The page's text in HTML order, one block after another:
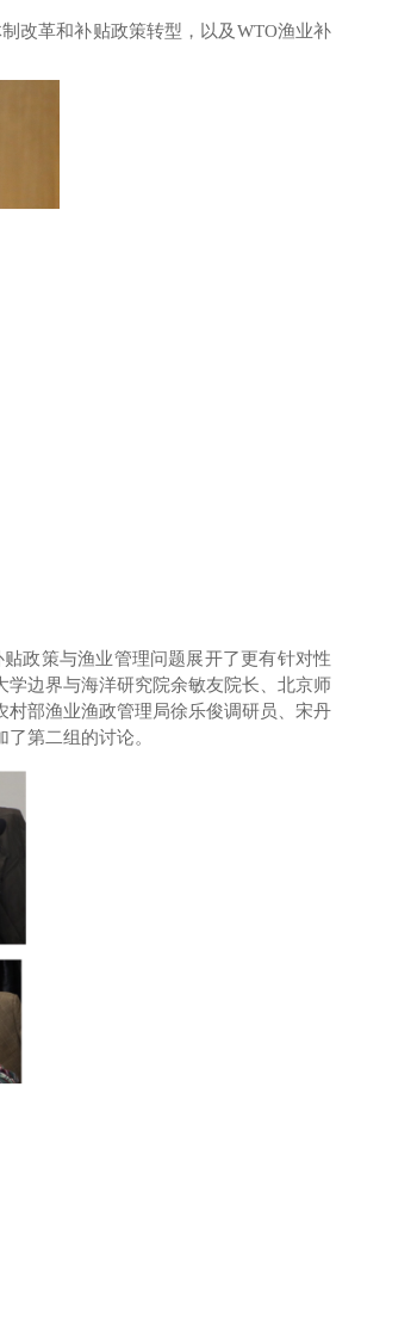
改革和补贴政策转型，以及WTO渔业补
贴政策与渔业管理问题展开了更有针对性
边界与海洋研究院余敏友院长、北京师
村部渔业渔政管理局徐乐俊调研员、宋丹
了第二组的讨论。